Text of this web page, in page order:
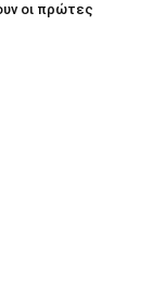
οι πρώτες